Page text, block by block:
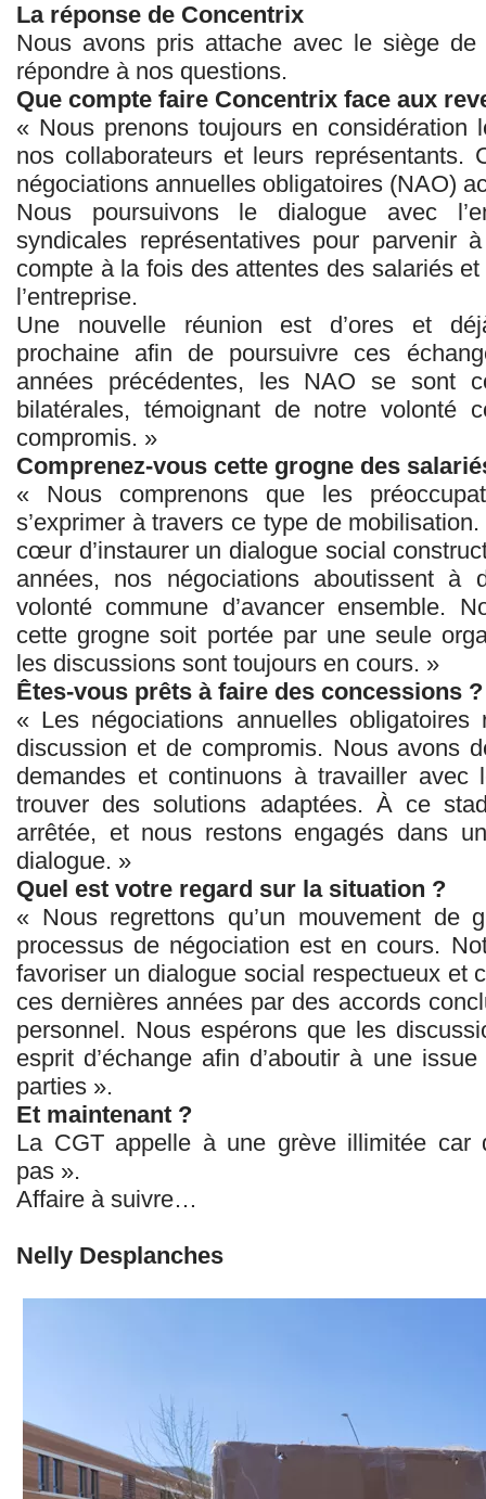
La réponse de Concentrix
Nous avons pris attache avec le siège
répondre à nos questions.
Que compte faire Concentrix face aux
« Nous prenons toujours en considération
nos collaborateurs et leurs représentants.
négociations annuelles obligatoires (NAO)
Nous poursuivons le dialogue avec
syndicales représentatives pour parvenir
compte à la fois des attentes des salariés
l’entreprise.
Une nouvelle réunion est d’ores et
prochaine afin de poursuivre ces
années précédentes, les NAO se sont
bilatérales, témoignant de notre volonté
compromis. »
Comprenez-vous cette grogne des
« Nous comprenons que les
s’exprimer à travers ce type de
cœur d’instaurer un dialogue social
années, nos négociations aboutissent à
volonté commune d’avancer ensemble.
cette grogne soit portée par une seule
les discussions sont toujours en cours. »
Êtes-vous prêts à faire des concessions ?
« Les négociations annuelles
discussion et de compromis. Nous avons
demandes et continuons à travailler avec
trouver des solutions adaptées. À ce
arrêtée, et nous restons engagés dans
dialogue. »
Quel est votre regard sur la situation ?
« Nous regrettons qu’un mouvement de
processus de négociation est en cours.
favoriser un dialogue social respectueux et
ces dernières années par des accords
personnel. Nous espérons que les
esprit d’échange afin d’aboutir à une
parties ».
Et maintenant ?
La CGT appelle à une grève illimitée car
pas ».
Affaire à suivre…
Nelly Desplanches